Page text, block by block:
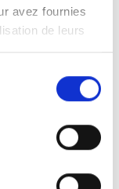
avez fournies
de leurs